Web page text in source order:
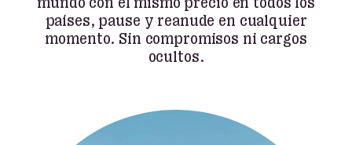
países, pause y reanude en cualquier
momento. Sin compromisos ni cargos
ocultos.